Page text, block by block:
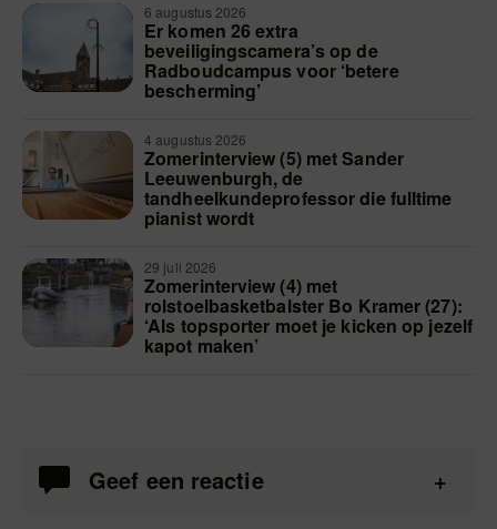
6 augustus 2026
Er komen 26 extra
beveiligingscamera’s op de
Radboudcampus voor ‘betere
bescherming’
4 augustus 2026
Zomerinterview (5) met Sander
Leeuwenburgh, de
tandheelkundeprofessor die fulltime
pianist wordt
29 juli 2026
Zomerinterview (4) met
rolstoelbasketbalster Bo Kramer (27):
‘Als topsporter moet je kicken op jezelf
kapot maken’
Geef een reactie